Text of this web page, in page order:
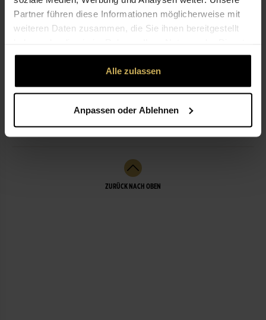
Partner führen diese Informationen möglicherweise mit
weiteren Daten zusammen, die Sie ihnen bereitgestellt
gesammelt haben.
Alle zulassen
Anpassen oder Ablehnen
039853-23 30
info@blumenhaus-maass.de
ÖFFNUNGSZEITEN
LEISTUNGEN
ZURÜCK NACH OBEN